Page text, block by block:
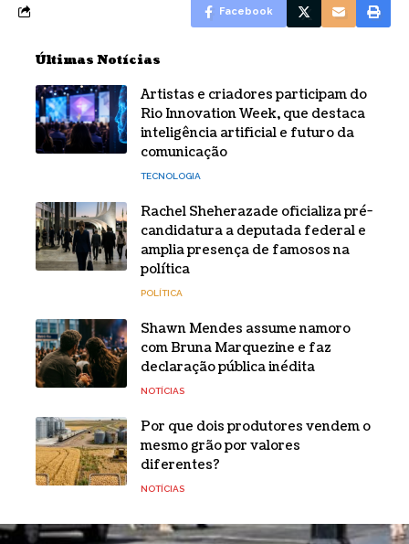
Facebook
Últimas Notícias
Artistas e criadores participam do
Rio Innovation Week, que destaca
inteligência artificial e futuro da
comunicação
TECNOLOGIA
Rachel Sheherazade oficializa pré-
candidatura a deputada federal e
amplia presença de famosos na
política
POLÍTICA
Shawn Mendes assume namoro
com Bruna Marquezine e faz
declaração pública inédita
NOTÍCIAS
Por que dois produtores vendem o
mesmo grão por valores
diferentes?
NOTÍCIAS